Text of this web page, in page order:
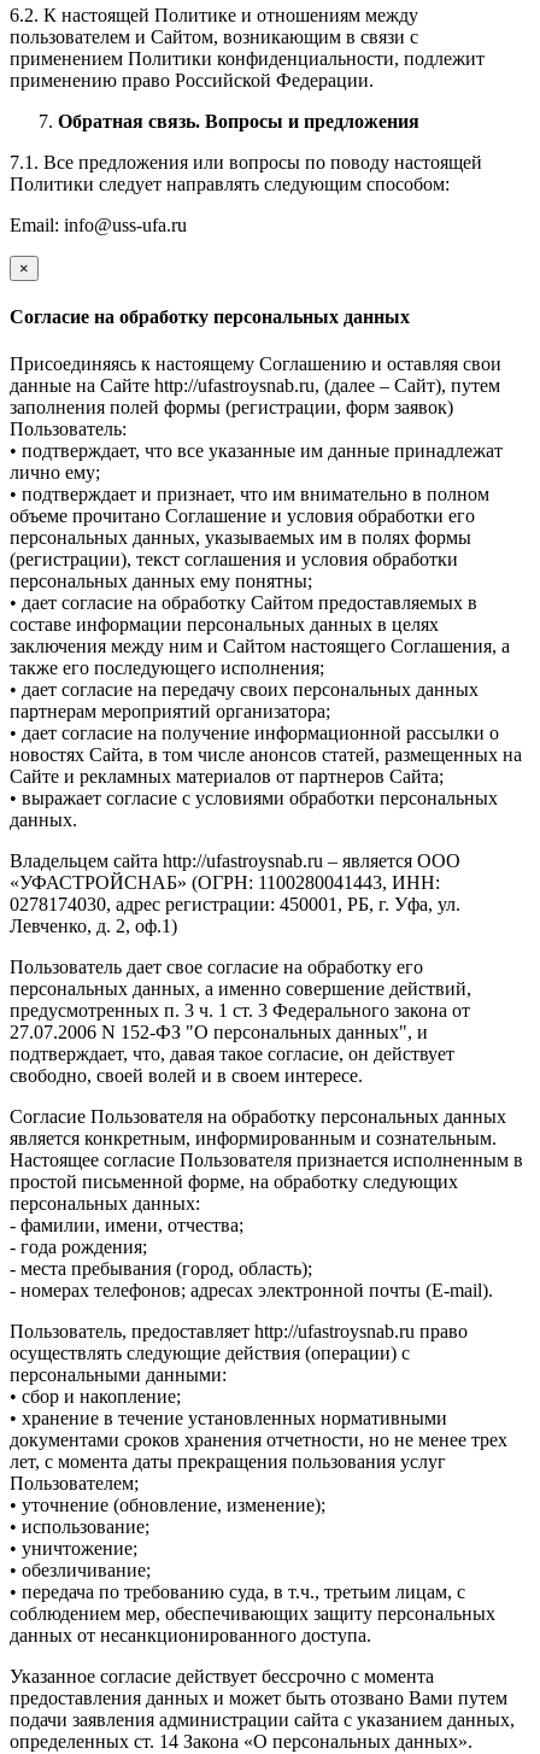
6.2. К настоящей Политике и отношениям между
пользователем и Сайтом, возникающим в связи с
применением Политики конфиденциальности, подлежит
применению право Российской Федерации.
Обратная связь. Вопросы и предложения
7.1. Все предложения или вопросы по поводу настоящей
Политики следует направлять следующим способом:
Email: info@uss-ufa.ru
×
Cогласие на обработку персональных данных
Присоединяясь к настоящему Соглашению и оставляя свои
данные на Сайте http://ufastroysnab.ru, (далее – Сайт), путем
заполнения полей формы (регистрации, форм заявок)
Пользователь:
• подтверждает, что все указанные им данные принадлежат
лично ему;
• подтверждает и признает, что им внимательно в полном
объеме прочитано Соглашение и условия обработки его
персональных данных, указываемых им в полях формы
(регистрации), текст соглашения и условия обработки
персональных данных ему понятны;
• дает согласие на обработку Сайтом предоставляемых в
составе информации персональных данных в целях
заключения между ним и Сайтом настоящего Соглашения, а
также его последующего исполнения;
• дает согласие на передачу своих персональных данных
партнерам мероприятий организатора;
• дает согласие на получение информационной рассылки о
новостях Сайта, в том числе анонсов статей, размещенных на
Сайте и рекламных материалов от партнеров Сайта;
• выражает согласие с условиями обработки персональных
данных.
Владельцем сайта http://ufastroysnab.ru – является ООО
«УФАСТРОЙСНАБ» (ОГРН: 1100280041443, ИНН:
0278174030, адрес регистрации: 450001, РБ, г. Уфа, ул.
Левченко, д. 2, оф.1)
Пользователь дает свое согласие на обработку его
персональных данных, а именно совершение действий,
предусмотренных п. 3 ч. 1 ст. 3 Федерального закона от
27.07.2006 N 152-ФЗ "О персональных данных", и
подтверждает, что, давая такое согласие, он действует
свободно, своей волей и в своем интересе.
Согласие Пользователя на обработку персональных данных
является конкретным, информированным и сознательным.
Настоящее согласие Пользователя признается исполненным в
простой письменной форме, на обработку следующих
персональных данных:
- фамилии, имени, отчества;
- года рождения;
- места пребывания (город, область);
- номерах телефонов; адресах электронной почты (E-mail).
Пользователь, предоставляет http://ufastroysnab.ru право
осуществлять следующие действия (операции) с
персональными данными:
• сбор и накопление;
• хранение в течение установленных нормативными
документами сроков хранения отчетности, но не менее трех
лет, с момента даты прекращения пользования услуг
Пользователем;
• уточнение (обновление, изменение);
• использование;
• уничтожение;
• обезличивание;
• передача по требованию суда, в т.ч., третьим лицам, с
соблюдением мер, обеспечивающих защиту персональных
данных от несанкционированного доступа.
Указанное согласие действует бессрочно с момента
предоставления данных и может быть отозвано Вами путем
подачи заявления администрации сайта с указанием данных,
определенных ст. 14 Закона «О персональных данных».